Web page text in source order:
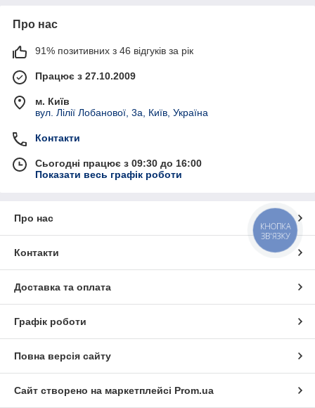
Про нас
91% позитивних з 46 відгуків за рік
Працює з 27.10.2009
м. Київ
вул. Лілії Лобанової, 3а, Київ, Україна
Контакти
Сьогодні працює з 09:30 до 16:00
Показати весь графік роботи
Про нас
Контакти
Доставка та оплата
Графік роботи
Повна версія сайту
Сайт створено на маркетплейсі Prom.ua
КНОПКА
ЗВ'ЯЗКУ